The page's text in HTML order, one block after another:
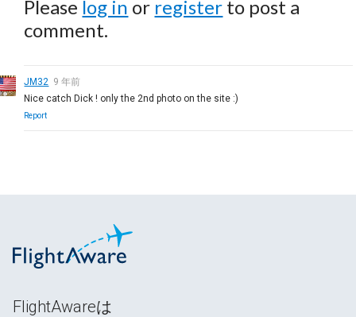
Please log in or register to post a
comment.
JM32 9 年前
Nice catch Dick ! only the 2nd photo on the site :)
Report
FlightAwareは